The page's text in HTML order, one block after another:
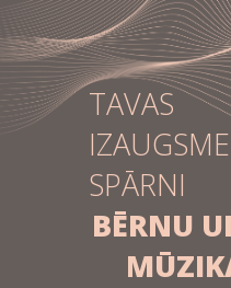
TAVAS
SPĀRNI
BĒRNU